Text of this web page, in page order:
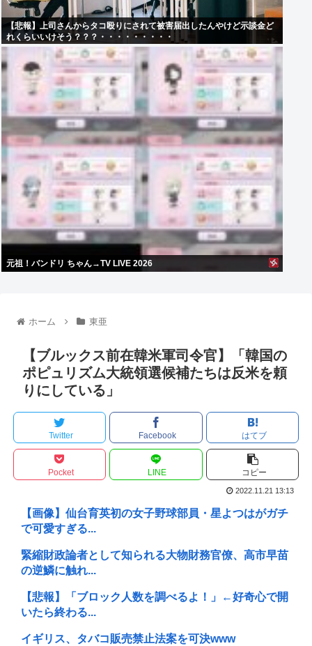
【悲報】上司さんからタコ殴りにされて被害届出したんやけど示談金ど
れくらいいけそう？？？・・・・・・・・・
元祖！バンドリ ちゃん→TV LIVE 2026
ホーム 東亜
【ブルックス前在韓米軍司令官】「韓国の
ポピュリズム大統領選候補たちは反米を頼
りにしている」
Twitter Facebook はてブ
Pocket LINE コピー
2022.11.21 13:13
【画像】仙台育英初の女子野球部員・星よつはがガチ
で可愛すぎる...
緊縮財政論者として知られる大物財務官僚、高市早苗
の逆鱗に触れ...
【悲報】「ブロック人数を調べるよ！」←好奇心で開
いたら終わる...
イギリス、タバコ販売禁止法案を可決www